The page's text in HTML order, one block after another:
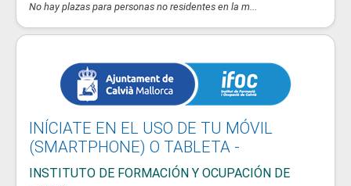
No hay plazas para personas no residentes en la m...
INÍCIATE EN EL USO DE TU MÓVIL
(SMARTPHONE) O TABLETA -
INSTITUTO DE FORMACIÓN Y OCUPACIÓN DE